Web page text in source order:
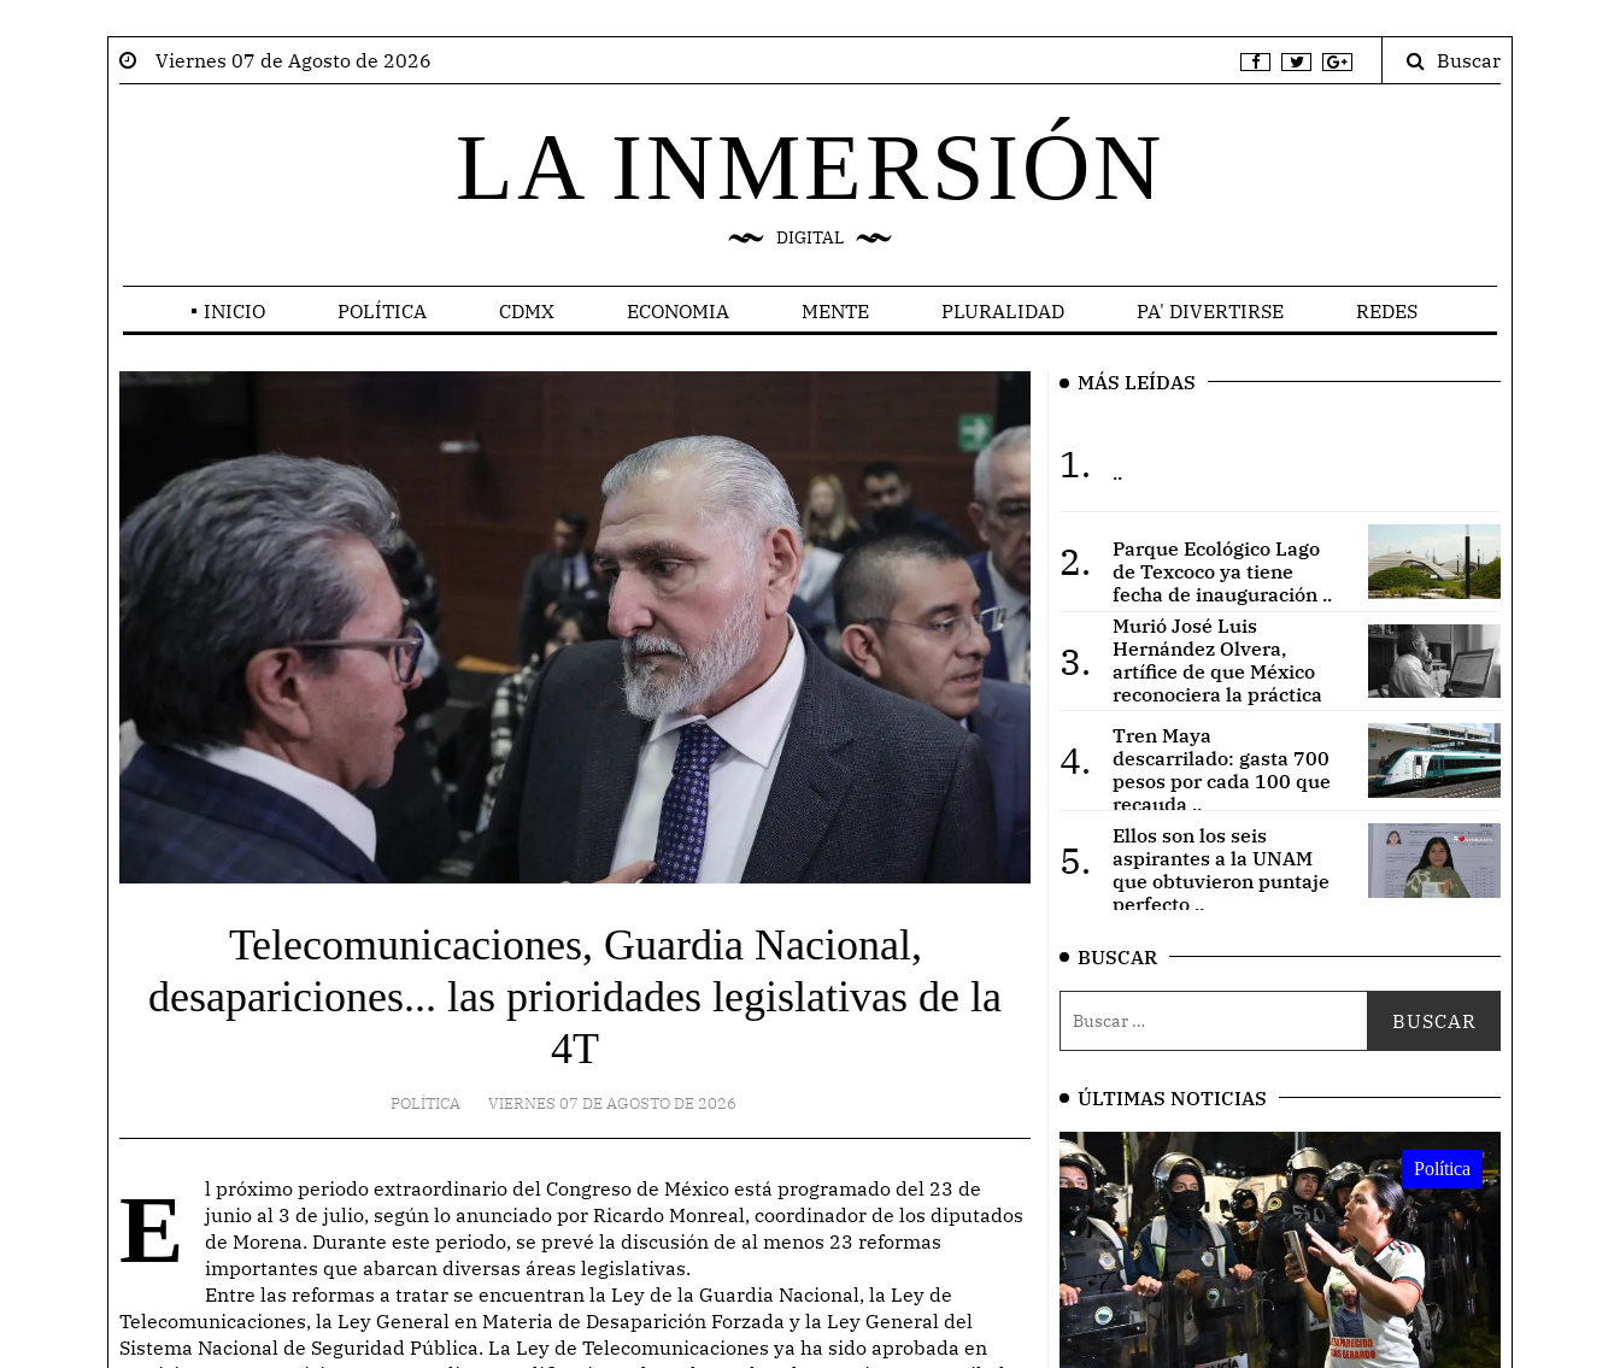
Viernes 07 de Agosto de 2026 Buscar
LA INMERSIÓN
DIGITAL
INICIO POLÍTICA CDMX ECONOMIA MENTE PLURALIDAD PA' DIVERTIRSE REDES
Telecomunicaciones, Guardia Nacional,
desapariciones... las prioridades legislativas de la
4T
POLÍTICA VIERNES 07 DE AGOSTO DE 2026
El próximo periodo extraordinario del Congreso de México está programado del 23 de
junio al 3 de julio, según lo anunciado por Ricardo Monreal, coordinador de los diputados
de Morena. Durante este periodo, se prevé la discusión de al menos 23 reformas
importantes que abarcan diversas áreas legislativas.
Entre las reformas a tratar se encuentran la Ley de la Guardia Nacional, la Ley de
Telecomunicaciones, la Ley General en Materia de Desaparición Forzada y la Ley General del
Sistema Nacional de Seguridad Pública. La Ley de Telecomunicaciones ya ha sido aprobada en
MÁS LEÍDAS
1. ..
2.
Parque Ecológico Lago
de Texcoco ya tiene
fecha de inauguración ..
3.
Murió José Luis
Hernández Olvera,
artífice de que México
reconociera la práctica
4.
Tren Maya
descarrilado: gasta 700
pesos por cada 100 que
recauda ..
5.
Ellos son los seis
aspirantes a la UNAM
que obtuvieron puntaje
perfecto ..
BUSCAR
ÚLTIMAS NOTICIAS
Política